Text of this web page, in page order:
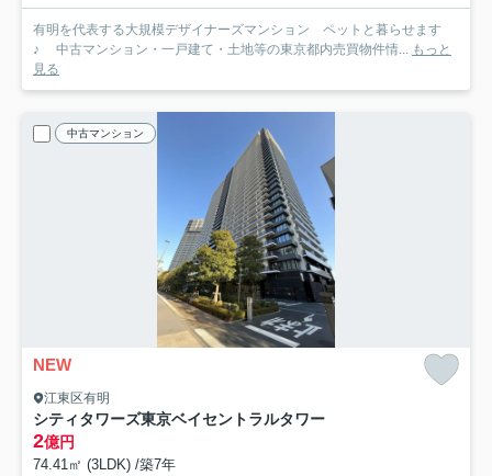
有明を代表する大規模デザイナーズマンション ペットと暮らせます
♪ 中古マンション・一戸建て・土地等の東京都内売買物件情... もっと
見る
中古マンション
NEW
江東区有明
シティタワーズ東京ベイセントラルタワー
2億円
74.41㎡ (3LDK) /築7年